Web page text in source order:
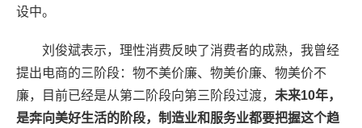
设中。
刘俊斌表示，理性消费反映了消费者的成熟，我曾经
提出电商的三阶段：物不美价廉、物美价廉、物美价不
廉，目前已经是从第二阶段向第三阶段过渡， 未来10年，
是奔向美好生活的阶段，制造业和服务业都要把握这个趋